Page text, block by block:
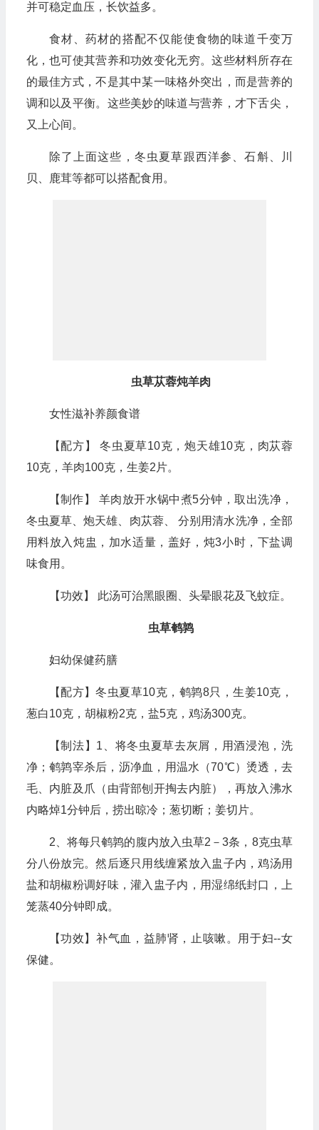
并可稳定血压，长饮益多。
食材、药材的搭配不仅能使食物的味道千变万
化，也可使其营养和功效变化无穷。这些材料所存在
的最佳方式，不是其中某一味格外突出，而是营养的
调和以及平衡。这些美妙的味道与营养，才下舌尖，
又上心间。
除了上面这些，冬虫夏草跟西洋参、石斛、川
贝、鹿茸等都可以搭配食用。
虫草苁蓉炖羊肉
女性滋补养颜食谱
【配方】 冬虫夏草10克，炮天雄10克，肉苁蓉
10克，羊肉100克，生姜2片。
【制作】 羊肉放开水锅中煮5分钟，取出洗净，
冬虫夏草、炮天雄、肉苁蓉、 分别用清水洗净，全部
用料放入炖盅，加水适量，盖好，炖3小时，下盐调
味食用。
【功效】 此汤可治黑眼圈、头晕眼花及飞蚊症。
虫草鹌鹑
妇幼保健药膳
【配方】冬虫夏草10克，鹌鹑8只，生姜10克，
葱白10克，胡椒粉2克，盐5克，鸡汤300克。
【制法】1、将冬虫夏草去灰屑，用酒浸泡，洗
净；鹌鹑宰杀后，沥净血，用温水（70℃）烫透，去
毛、内脏及爪（由背部刨开掏去内脏），再放入沸水
内略焯1分钟后，捞出晾冷；葱切断；姜切片。
2、将每只鹌鹑的腹内放入虫草2－3条，8克虫草
分八份放完。然后逐只用线缠紧放入盅子内，鸡汤用
盐和胡椒粉调好味，灌入盅子内，用湿绵纸封口，上
笼蒸40分钟即成。
【功效】补气血，益肺肾，止咳嗽。用于妇--女
保健。